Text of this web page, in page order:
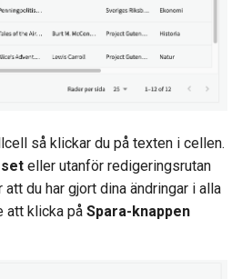
så klickar du på texten i cellen.
eller utanför redigeringsrutan
att du har gjort dina ändringar i alla
att klicka på Spara-knappen